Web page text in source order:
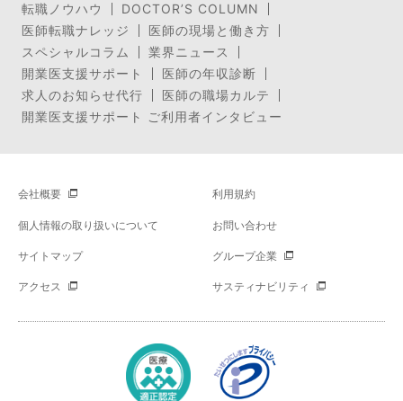
転職ノウハウ
DOCTOR’S COLUMN
医師転職ナレッジ
医師の現場と働き方
スペシャルコラム
業界ニュース
開業医支援サポート
医師の年収診断
求人のお知らせ代行
医師の職場カルテ
開業医支援サポート ご利用者インタビュー
会社概要 利用規約
個人情報の取り扱いについて お問い合わせ
サイトマップ グループ企業
アクセス サスティナビリティ